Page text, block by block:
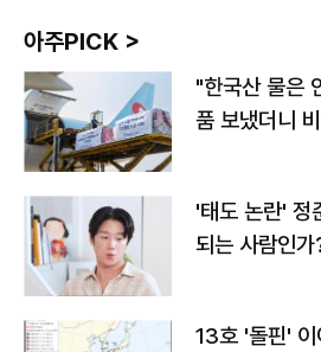
아주PICK >
"한국산 물은
품 보냈더니
'태도 논란' 정
되는 사람인
13호 '돌핀' 이